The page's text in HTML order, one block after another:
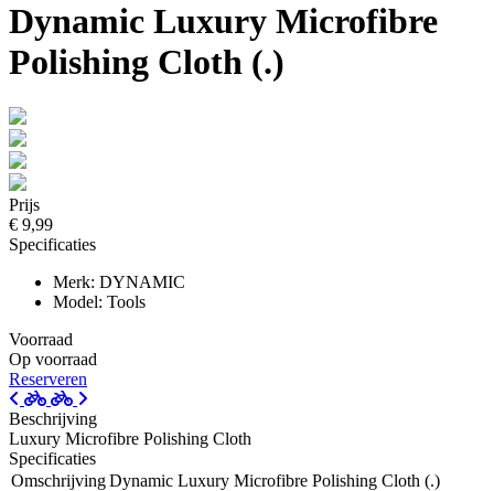
Dynamic Luxury Microfibre
Polishing Cloth (.)
Prijs
€ 9,99
Specificaties
Merk: DYNAMIC
Model: Tools
Voorraad
Op voorraad
Reserveren
Beschrijving
Luxury Microfibre Polishing Cloth
Specificaties
OmschrijvingDynamic Luxury Microfibre Polishing Cloth (.)